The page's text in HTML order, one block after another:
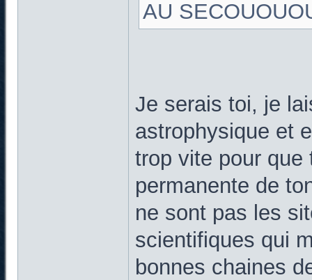
AU
Je serais toi, je
astrophysique et
trop vite pour
permanente de
ne sont pas les
scientifiques qui
bonnes chaines